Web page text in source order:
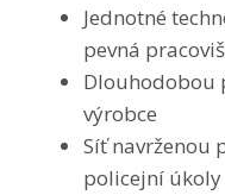
Jednotné
pevná
Dlouhodobou
výrobce
Síť navrženou
policejní úkoly